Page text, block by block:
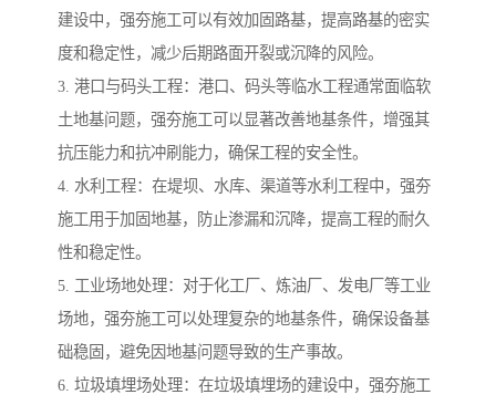
建设中，强夯施工可以有效加固路基，提高路基的密实
度和稳定性，减少后期路面开裂或沉降的风险。
3. 港口与码头工程：港口、码头等临水工程通常面临软
土地基问题，强夯施工可以显著改善地基条件，增强其
抗压能力和抗冲刷能力，确保工程的安全性。
4. 水利工程：在堤坝、水库、渠道等水利工程中，强夯
施工用于加固地基，防止渗漏和沉降，提高工程的耐久
性和稳定性。
5. 工业场地处理：对于化工厂、炼油厂、发电厂等工业
场地，强夯施工可以处理复杂的地基条件，确保设备基
础稳固，避免因地基问题导致的生产事故。
6. 垃圾填埋场处理：在垃圾填埋场的建设中，强夯施工